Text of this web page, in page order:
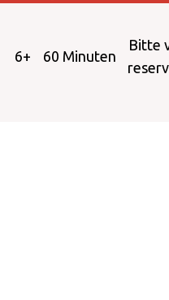
6+ 60 Minuten
Bitte